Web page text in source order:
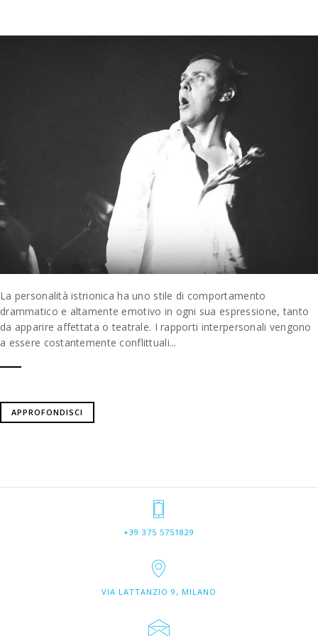
La personalità istrionica ha uno stile di comportamento
drammatico e altamente emotivo in ogni sua espressione, tanto
da apparire affettata o teatrale. I rapporti interpersonali vengono
a essere costantemente conflittuali...
APPROFONDISCI
+39 375 5751829
VIA LATTANZIO 9, MILANO